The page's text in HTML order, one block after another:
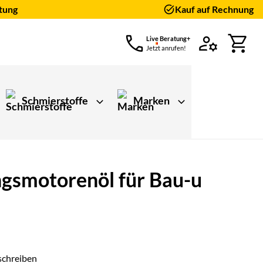
Kauf auf Rechnung
Live Beratung+
Jetzt anrufen!
Schmierstoffe Marken
für Bau-u